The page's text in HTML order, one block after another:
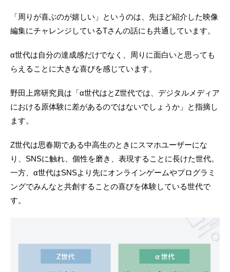
「周りが喜ぶのが嬉しい」というのは、先ほど紹介した映像
編集にチャレンジしているTさんの話にも共通しています。
α世代は自分の達成感だけでなく、周りに面白いと思っても
らえることに大きな喜びを感じています。
野田上席研究員は「α世代はとZ世代では、デジタルメディア
における原体験に差があるのではないでしょうか」と指摘し
ます。
Z世代は思春期である中高生のときにスマホユーザーにな
り、SNSに触れ、個性を磨き、表現することに長けた世代。
一方、α世代はSNSより先にオンラインゲームやプログラミ
ングでみんなと共創することの喜びを体験している世代で
す。